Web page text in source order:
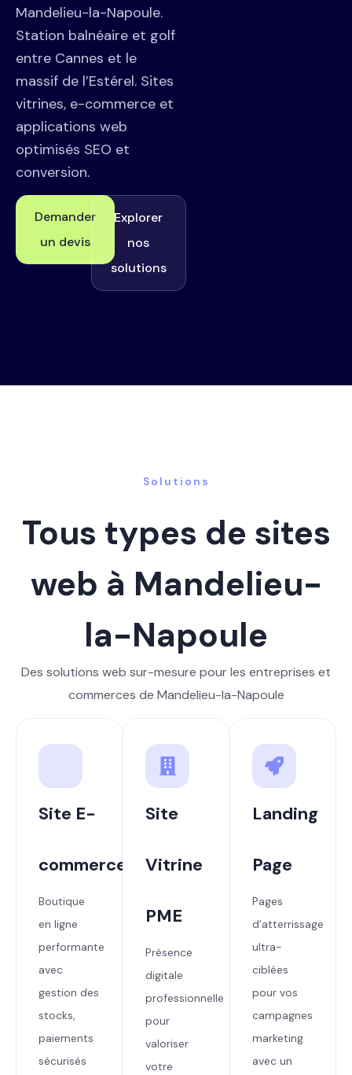
Mandelieu-la-Napoule.
Station balnéaire et golf
entre Cannes et le
massif de l’Estérel. Sites
vitrines, e-commerce et
applications web
optimisés SEO et
conversion.
Demander
un devis
Explorer
nos
solutions
Solutions
Tous types de sites
web à Mandelieu-
la-Napoule
Des solutions web sur-mesure pour les entreprises et
commerces de Mandelieu-la-Napoule
Site E-
commerce
Boutique
en ligne
performante
avec
gestion des
stocks,
paiements
sécurisés
Site
Vitrine
PME
Présence
digitale
professionnelle
pour
valoriser
votre
Landing
Page
Pages
d’atterrissage
ultra-
ciblées
pour vos
campagnes
marketing
avec un